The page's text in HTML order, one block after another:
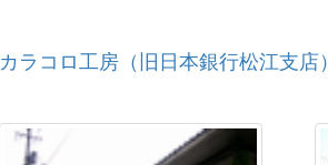
カラコロ工房（旧日本銀行松江支店